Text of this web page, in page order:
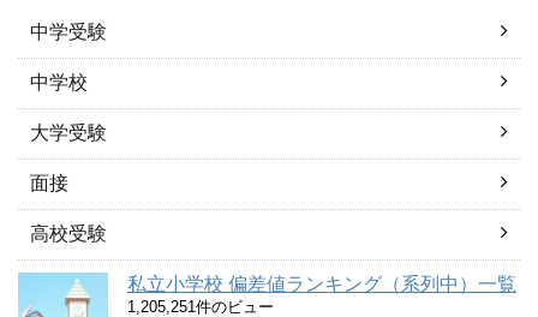
中学受験
中学校
大学受験
面接
高校受験
私立小学校 偏差値ランキング（系列中）一覧
1,205,251件のビュー